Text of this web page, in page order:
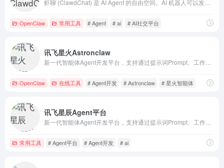
OpenClaw 常用工具 # Agent # ai # AI社交平台
讯飞星火Astronclaw
OpenClaw 在线工具 # Agent开发 # Astronclaw # 星火智能体
讯飞星辰Agent平台
常用工具 # Agent平台 # Agent开发 # ai